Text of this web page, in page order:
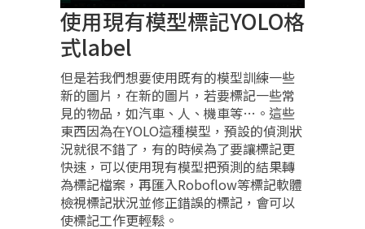
使用現有模型標記YOLO格
式label
但是若我們想要使用既有的模型訓練一些
新的圖片，在新的圖片，若要標記一些常
見的物品，如汽車、人、機車等…。這些
東西因為在YOLO這種模型，預設的偵測狀
況就很不錯了，有的時候為了要讓標記更
快速，可以使用現有模型把預測的結果轉
為標記檔案，再匯入Roboflow等標記軟體
檢視標記狀況並修正錯誤的標記，會可以
使標記工作更輕鬆。